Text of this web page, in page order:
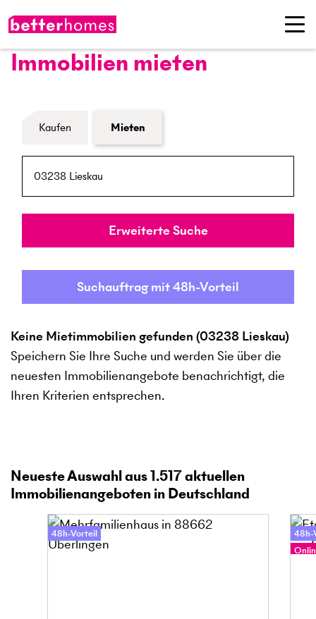
Immobilien mieten
Formular Immobiliensuche
Kaufen Mieten
Umkreis
Erweiterte Suche
Suchauftrag mit 48h-Vorteil
Keine Mietimmobilien gefunden (03238 Lieskau)
Speichern Sie Ihre Suche und werden Sie über die
neuesten Immobilienangebote benachrichtigt, die
Ihren Kriterien entsprechen.
Neueste Auswahl aus1.517aktuellen
Immobilienangeboten in Deutschland
48h-Vorteil
48h-